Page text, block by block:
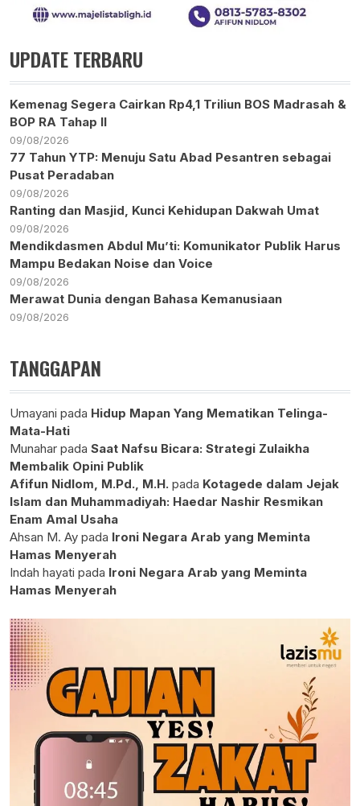
UPDATE TERBARU
Kemenag Segera Cairkan Rp4,1 Triliun BOS Madrasah &
BOP RA Tahap II
09/08/2026
77 Tahun YTP: Menuju Satu Abad Pesantren sebagai
Pusat Peradaban
09/08/2026
Ranting dan Masjid, Kunci Kehidupan Dakwah Umat
09/08/2026
Mendikdasmen Abdul Mu’ti: Komunikator Publik Harus
Mampu Bedakan Noise dan Voice
09/08/2026
Merawat Dunia dengan Bahasa Kemanusiaan
09/08/2026
TANGGAPAN
Umayani pada Hidup Mapan Yang Mematikan Telinga-
Mata-Hati
Munahar pada Saat Nafsu Bicara: Strategi Zulaikha
Membalik Opini Publik
Afifun Nidlom, M.Pd., M.H. pada Kotagede dalam Jejak
Islam dan Muhammadiyah: Haedar Nashir Resmikan
Enam Amal Usaha
Ahsan M. Ay pada Ironi Negara Arab yang Meminta
Hamas Menyerah
Indah hayati pada Ironi Negara Arab yang Meminta
Hamas Menyerah